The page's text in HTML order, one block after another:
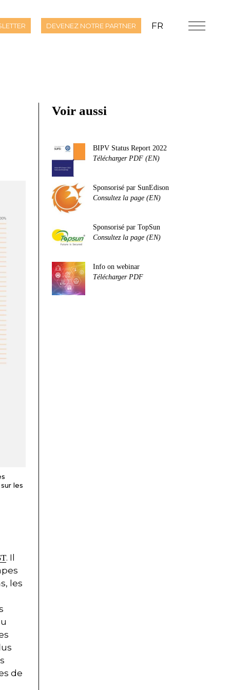
DEVENEZ NOTRE PARTNER FR
les
. Il
les
de
Voir aussi
BIPV Status Report 2022
Télécharger PDF (EN)
Sponsorisé par SunEdison
Consultez la page (EN)
Sponsorisé par TopSun
Consultez la page (EN)
Info on webinar
Télécharger PDF